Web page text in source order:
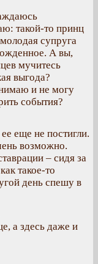
такой-то принц
супруга
А вы,
мучитесь
выгода?
и не могу
события?
еще не постигли.
возможно.
– сидя за
такое-то
день спешу в
а здесь даже и